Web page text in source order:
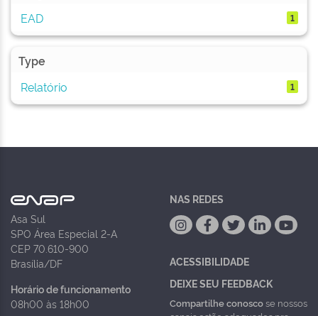
EAD
1
Type
Relatório
1
Asa Sul
SPO Área Especial 2-A
CEP 70.610-900
Brasília/DF
Horário de funcionamento
08h00 às 18h00
NAS REDES
ACESSIBILIDADE
DEIXE SEU FEEDBACK
Compartilhe conoscose nossos